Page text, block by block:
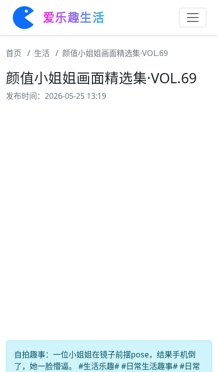
爱乐趣生活
首页 生活 颜值小姐姐画面精选集·VOL.69
颜值小姐姐画面精选集·VOL.69
发布时间：2026-05-25 13:19
自拍趣事：一位小姐姐在镜子前摆pose，结果手机倒
了，她一脸懵逼。 #生活乐趣# #日常生活趣事# #日常